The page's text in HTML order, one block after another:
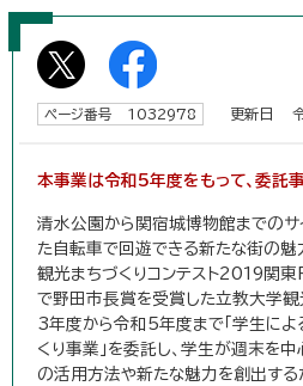
ページ番号 1032978 更新日 令
本事業は令和5年度をもって、委託
清水公園から関宿城博物館までのサ
た自転車で回遊できる新たな街の魅
観光まちづくりコンテスト2019関
で野田市長賞を受賞した立教大学観
3年度から令和5年度まで「学生に
くり事業」を委託し、学生が週末を
の活用方法や新たな魅力を創出す